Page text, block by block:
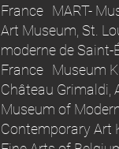
France MART-
Art Museum, St.
moderne de Saint-
France Museum
Château Grimaldi,
Museum of
Contemporary Art